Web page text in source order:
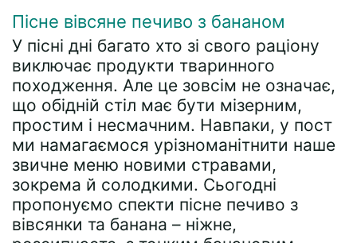
Пісне вівсяне печиво з бананом
У пісні дні багато хто зі свого раціону
виключає продукти тваринного
походження. Але це зовсім не означає,
що обідній стіл має бути мізерним,
простим і несмачним. Навпаки, у пост
ми намагаємося урізноманітнити наше
звичне меню новими стравами,
зокрема й солодкими. Сьогодні
пропонуємо спекти пісне печиво з
вівсянки та банана – ніжне,